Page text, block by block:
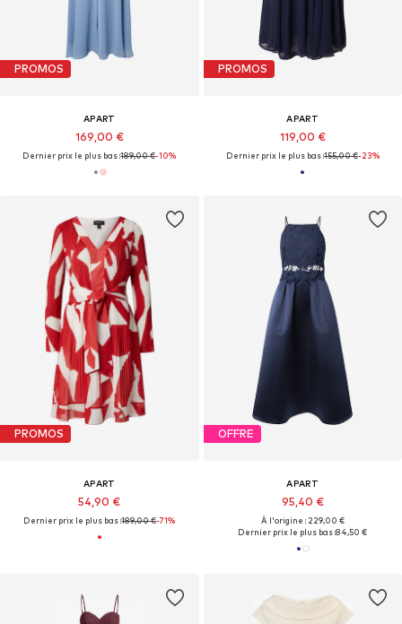
PROMOS
APART
169,00 €
Dernier prix le plus bas :189,00 €-10%
PROMOS
APART
119,00 €
Dernier prix le plus bas :155,00 €-23%
PROMOS
APART
54,90 €
Dernier prix le plus bas :189,00 €-71%
OFFRE
APART
95,40 €
À l'origine : 229,00 €
Dernier prix le plus bas :84,50 €